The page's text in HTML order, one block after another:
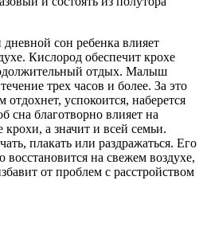
сон ребенка влияет
Кислород обеспечит крохе
отдых. Малыш
трех часов и более. За это
отдохнет, успокоится, наберется
сна благотворно влияет на
крохи, а значит и всей семьи.
плакать или раздражаться. Его
восстановится на свежем воздухе,
от проблем с расстройством